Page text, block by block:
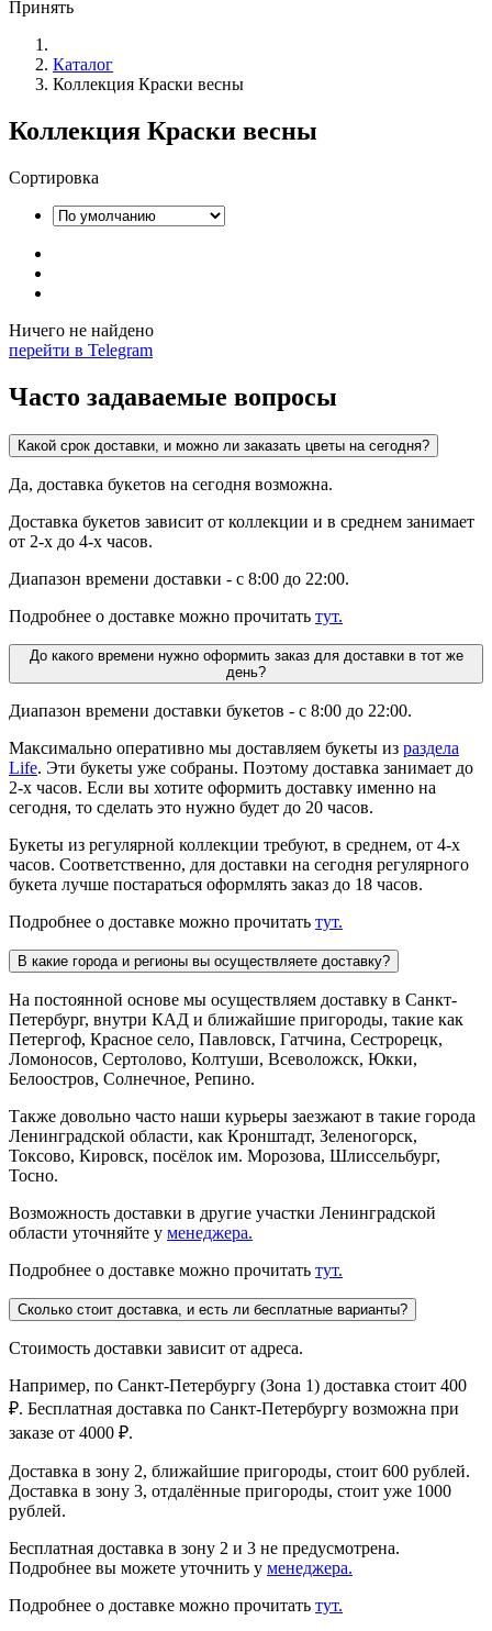
Принять
Каталог
Коллекция Краски весны
Коллекция Краски весны
Сортировка
Ничего не найдено
перейти в Telegram
Часто задаваемые вопросы
Какой срок доставки, и можно ли заказать цветы на сегодня?
Да, доставка букетов на сегодня возможна.
Доставка букетов зависит от коллекции и в среднем занимает
от 2-х до 4-х часов.
Диапазон времени доставки - с 8:00 до 22:00.
Подробнее о доставке можно прочитать тут.
До какого времени нужно оформить заказ для доставки в тот же
день?
Диапазон времени доставки букетов - с 8:00 до 22:00.
Максимально оперативно мы доставляем букеты из раздела
Life. Эти букеты уже собраны. Поэтому доставка занимает до
2-х часов. Если вы хотите оформить доставку именно на
сегодня, то сделать это нужно будет до 20 часов.
Букеты из регулярной коллекции требуют, в среднем, от 4-х
часов. Соответственно, для доставки на сегодня регулярного
букета лучше постараться оформлять заказ до 18 часов.
Подробнее о доставке можно прочитать тут.
В какие города и регионы вы осуществляете доставку?
На постоянной основе мы осуществляем доставку в Санкт-
Петербург, внутри КАД и ближайшие пригороды, такие как
Петергоф, Красное село, Павловск, Гатчина, Сестрорецк,
Ломоносов, Сертолово, Колтуши, Всеволожск, Юкки,
Белоостров, Солнечное, Репино.
Также довольно часто наши курьеры заезжают в такие города
Ленинградской области, как Кронштадт, Зеленогорск,
Токсово, Кировск, посёлок им. Морозова, Шлиссельбург,
Тосно.
Возможность доставки в другие участки Ленинградской
области уточняйте у менеджера.
Подробнее о доставке можно прочитать тут.
Сколько стоит доставка, и есть ли бесплатные варианты?
Стоимость доставки зависит от адреса.
Например, по Санкт-Петербургу (Зона 1) доставка стоит 400
₽. Бесплатная доставка по Санкт-Петербургу возможна при
заказе от 4000 ₽.
Доставка в зону 2, ближайшие пригороды, стоит 600 рублей.
Доставка в зону 3, отдалённые пригороды, стоит уже 1000
рублей.
Бесплатная доставка в зону 2 и 3 не предусмотрена.
Подробнее вы можете уточнить у менеджера.
Подробнее о доставке можно прочитать тут.